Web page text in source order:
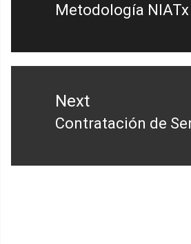
Metodología
Next
Contratación de